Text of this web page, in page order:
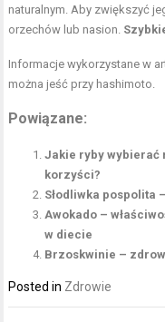
naturalnym. Aby zwiększyć
orzechów lub nasion.
Informacje wykorzystane w
można jeść przy hashimoto
Powiązane:
Jakie ryby wybierać
korzyści?
Słodliwka pospolita
Awokado –
w diecie
Brzoskwinie –
Posted in Zdrowie